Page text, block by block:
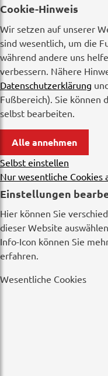
Cookie-Hinweis
Wir setzen auf unserer
sind wesentlich, um die
während andere uns
verbessern. Nähere
Datenschutzerklärung
Fußbereich). Sie können
selbst bearbeiten.
Alle annehmen
Selbst einstellen
Nur wesentliche Cookies
Einstellungen
Hier können Sie
dieser Website
Info-Icon können Sie
erfahren.
Wesentliche Cookies